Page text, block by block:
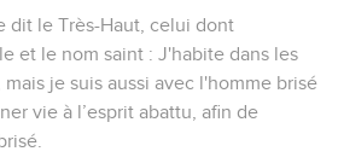
dit le Très-Haut, celui dont
et le nom saint : J'habite dans les
je suis aussi avec l'homme brisé
vie à l’esprit abattu, afin de